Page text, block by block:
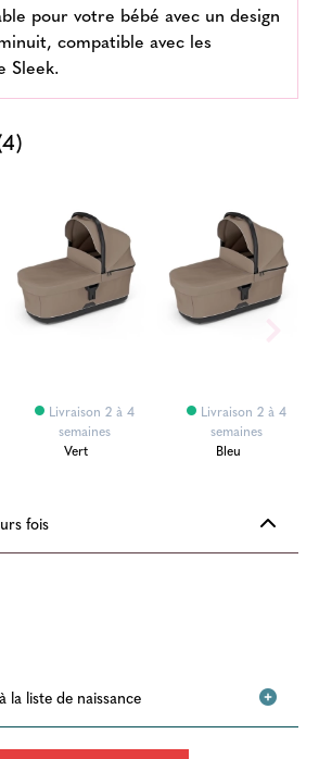
pour votre bébé avec un design
compatible avec les
Sleek.
Livraison 2 à 4
semaines
Vert
Livraison 2 à 4
semaines
Bleu
fois
liste de naissance